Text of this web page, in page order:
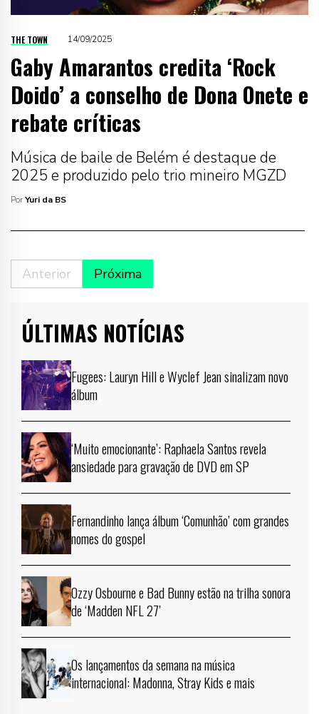
THE TOWN 14/09/2025
Gaby Amarantos credita ‘Rock
Doido’ a conselho de Dona Onete e
rebate críticas
Música de baile de Belém é destaque de
2025 e produzido pelo trio mineiro MGZD
PorYuri da BS
Anterior Próxima
ÚLTIMAS NOTÍCIAS
Fugees: Lauryn Hill e Wyclef Jean sinalizam novo
álbum
‘Muito emocionante’: Raphaela Santos revela
ansiedade para gravação de DVD em SP
Fernandinho lança álbum ‘Comunhão’ com grandes
nomes do gospel
Ozzy Osbourne e Bad Bunny estão na trilha sonora
de ‘Madden NFL 27’
Os lançamentos da semana na música
internacional: Madonna, Stray Kids e mais